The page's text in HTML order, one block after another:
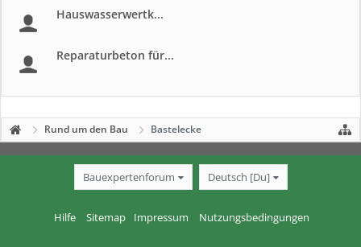
Hauswasserwertk...
Reparaturbeton für...
Rund um den Bau Bastelecke
Bauexpertenforum Deutsch [Du]
Hilfe Sitemap Impressum Nutzungsbedingungen